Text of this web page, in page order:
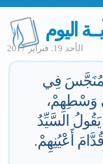
اليوم
الأحد 19. فبراير 2017
فِي
وَسْطِهِمْ،
يَقُولُ السَّيِّدُ
أَعْيُنِهِمْ.